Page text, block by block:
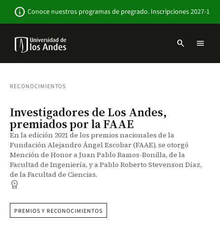
contenido
info Conoce nuestros programas de pregrado. Inscripciones 2027-1
Navbar
search menu
RECONOCIMIENTOS
Investigadores de Los Andes,
premiados por la FAAE
En la edición 2021 de los premios nacionales de la
Fundación Alejandro Ángel Escobar (FAAE), se otorgó
Mención de Honor a Juan Pablo Ramos-Bonilla, de la
Facultad de Ingeniería, y a Pablo Roberto Stevenson Díaz,
de la Facultad de Ciencias.
workspace_premium
PREMIOS Y RECONOCIMIENTOS